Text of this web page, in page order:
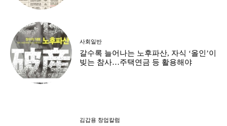
사회일반
갈수록 늘어나는 노후파산, 자식 ‘올인’이
빚는 참사…주택연금 등 활용해야
김갑용 창업칼럼